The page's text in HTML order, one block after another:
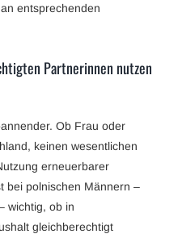
entsprechenden
Partnerinnen nutzen
Ob Frau oder
keinen wesentlichen
erneuerbarer
bei polnischen Männern –
wichtig, ob in
gleichberechtigt